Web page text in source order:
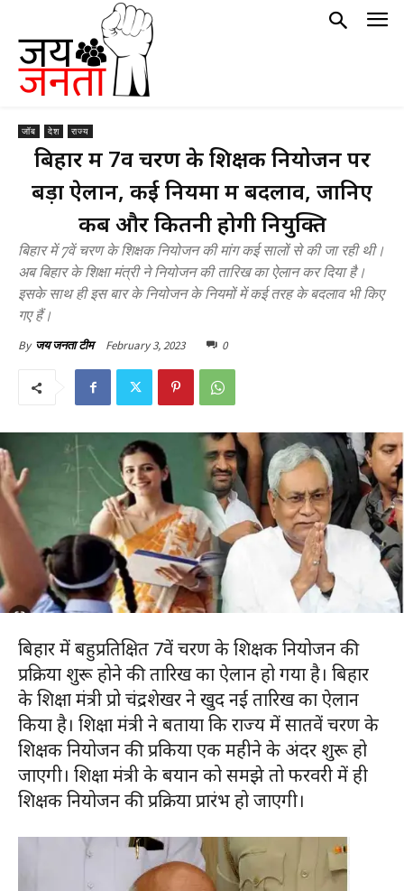
जॉब देश राज्य
बिहार में 7वें चरण के शिक्षक नियोजन पर
बड़ा ऐलान, कई नियमों में बदलाव, जानिए
कब और कितनी होगी नियुक्ति
बिहार में 7वें चरण के शिक्षक नियोजन की मांग कई सालों से की जा रही थी।
अब बिहार के शिक्षा मंत्री ने नियोजन की तारिख का ऐलान कर दिया है।
इसके साथ ही इस बार के नियोजन के नियमों में कई तरह के बदलाव भी किए
गए हैं।
By जय जनता टीम February 3, 2023 0
बिहार में बहुप्रतिक्षित 7वें चरण के शिक्षक नियोजन की
प्रक्रिया शुरू होने की तारिख का ऐलान हो गया है। बिहार
के शिक्षा मंत्री प्रो चंद्रशेखर ने खुद नई तारिख का ऐलान
किया है। शिक्षा मंत्री ने बताया कि राज्य में सातवें चरण के
शिक्षक नियोजन की प्रकिया एक महीने के अंदर शुरू हो
जाएगी। शिक्षा मंत्री के बयान को समझे तो फरवरी में ही
शिक्षक नियोजन की प्रक्रिया प्रारंभ हो जाएगी।